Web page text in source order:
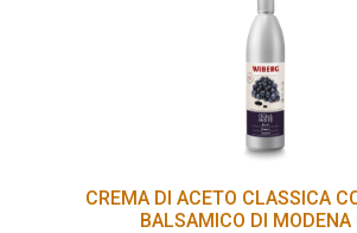
CREMA DI ACETO CLASSICA
BALSAMICO DI MODENA